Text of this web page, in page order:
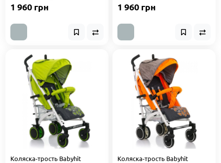
1 960 грн 1 960 грн
Коляска-трость Babyhit Коляска-трость Babyhit